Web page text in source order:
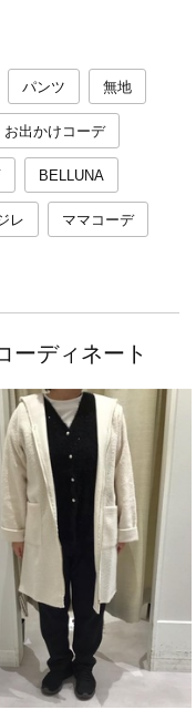
パンツ 無地
お出かけコーデ
BELLUNA
レ ママコーデ
ーディネート